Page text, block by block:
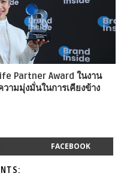
Partner Award ในงาน
ามมุ่งมั่นในการเคียงข้าง
FACEBOOK